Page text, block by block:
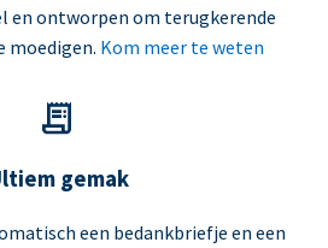
en ontworpen om terugkerende
moedigen. Kom meer te weten
gemak
een bedankbriefje en een